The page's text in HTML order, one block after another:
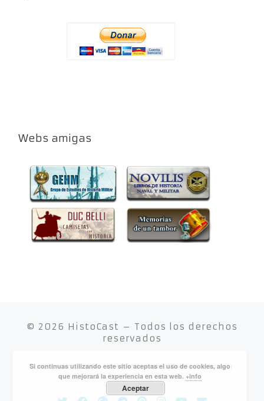
Webs amigas
© 2026 HistoCast – Todos los derechos
reservados
Funciona conWP– Diseñado con elTema Customizr
Si continuas utilizando este sitio aceptas el uso de cookies, algo
que mejorará la experiencia en esta web. +info
Aceptar